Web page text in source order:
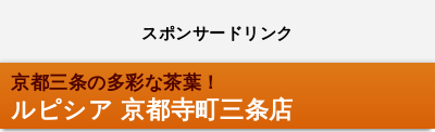
スポンサードリンク
京都三条の多彩な茶葉！
ルピシア 京都寺町三条店